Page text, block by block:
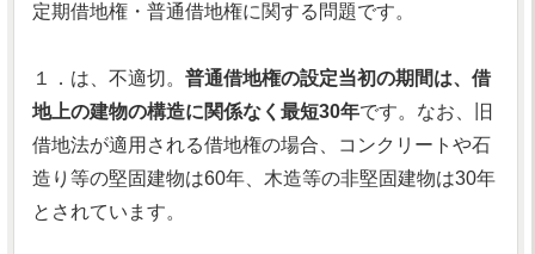
定期借地権・普通借地権に関する問題です。
１．は、不適切。 普通借地権の設定当初の期間は、借
地上の建物の構造に関係なく最短30年です。なお、旧
借地法が適用される借地権の場合、コンクリートや石
造り等の堅固建物は60年、木造等の非堅固建物は30年
とされています。